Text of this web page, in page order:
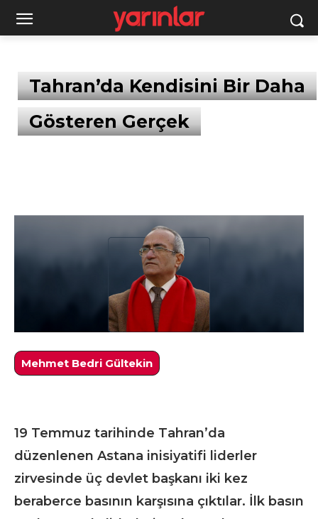
Tahran’da Kendisini Bir Daha
Gösteren Gerçek
Mehmet Bedri Gültekin
19 Temmuz tarihinde Tahran’da
düzenlenen Astana inisiyatifi liderler
zirvesinde üç devlet başkanı iki kez
beraberce basının karşısına çıktılar. İlk basın